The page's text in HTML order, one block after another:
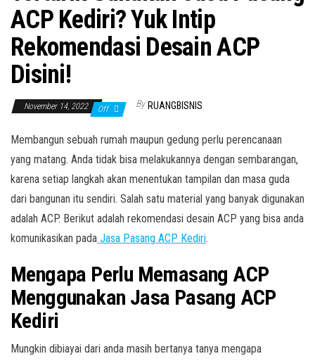
ACP Kediri? Yuk Intip
Rekomendasi Desain ACP
Disini!
November 14, 2022 Off By RUANGBISNIS
Membangun sebuah rumah maupun gedung perlu perencanaan
yang matang. Anda tidak bisa melakukannya dengan sembarangan,
karena setiap langkah akan menentukan tampilan dan masa guda
dari bangunan itu sendiri. Salah satu material yang banyak digunakan
adalah ACP. Berikut adalah rekomendasi desain ACP yang bisa anda
komunikasikan pada Jasa Pasang ACP Kediri.
Mengapa Perlu Memasang ACP
Menggunakan Jasa Pasang ACP
Kediri
Mungkin dibiayai dari anda masih bertanya tanya mengapa